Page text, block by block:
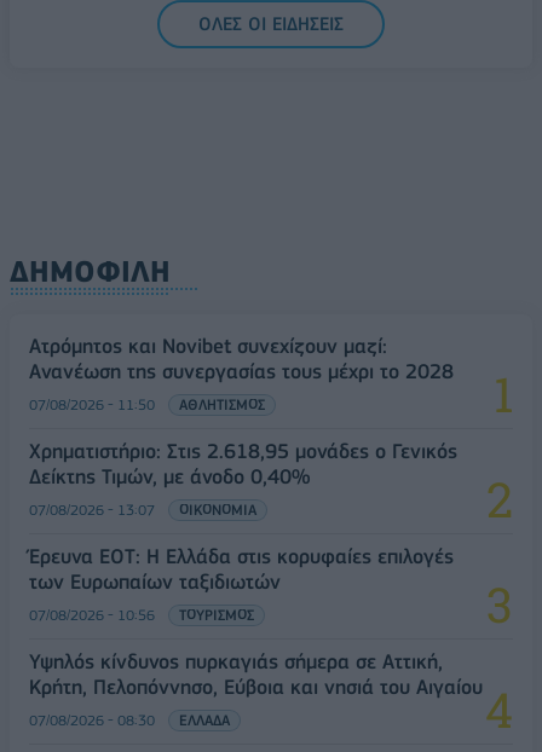
ΟΛΕΣ ΟΙ ΕΙΔΗΣΕΙΣ
ΔΗΜΟΦΙΛΗ
Ατρόμητος και Novibet συνεχίζουν μαζί:
Ανανέωση της συνεργασίας τους μέχρι το 2028
07/08/2026 - 11:50 ΑΘΛΗΤΙΣΜΟΣ
Χρηματιστήριο: Στις 2.618,95 μονάδες ο Γενικός
Δείκτης Τιμών, με άνοδο 0,40%
07/08/2026 - 13:07 ΟΙΚΟΝΟΜΙΑ
Έρευνα ΕΟΤ: Η Ελλάδα στις κορυφαίες επιλογές
των Ευρωπαίων ταξιδιωτών
07/08/2026 - 10:56 ΤΟΥΡΙΣΜΟΣ
Υψηλός κίνδυνος πυρκαγιάς σήμερα σε Αττική,
Κρήτη, Πελοπόννησο, Εύβοια και νησιά του Αιγαίου
07/08/2026 - 08:30 ΕΛΛΑΔΑ